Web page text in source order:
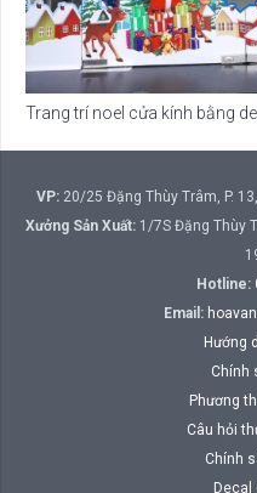
Trang trí noel cửa kính bằng
VP:20/25 Đặng Thùy Trâm, P.
Xưởng Sản Xuất: 1/7S Đặng Thùy
Hotline:
Email:
Hướng
Chính
Phương
Câu hỏi
Chính
Decal